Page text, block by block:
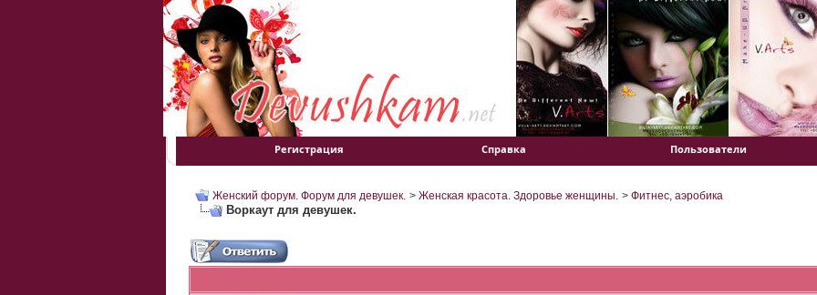
Регистрация Справка Пользователи
Женский форум. Форум для девушек. > Женская красота. Здоровье женщины. > Фитнес, аэробика
Воркаут для девушек.